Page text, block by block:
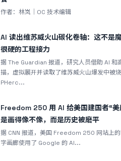
作者：林岚｜OC 技术编辑
AI 读出维苏威火山碳化卷轴：这不是
很硬的工程接力
据 The Guardian 报道，研究人员借助 AI 和
描，虚拟展开并读取了维苏威火山爆发中被
PHerc...
Freedom 250 用 AI 给美国建国者“美
是画得像不像，而是历史被磨平
据 CNN 报道，美国 Freedom 250 网站上
字画廊使用了 Google 的 AI...